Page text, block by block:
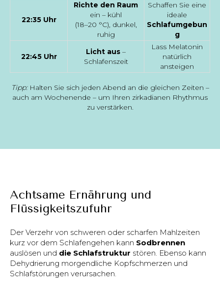
22:35 Uhr
Richte den Raum
ein – kühl
(18–20 °C), dunkel,
ruhig
Schaffen Sie eine
ideale
Schlafumgebun
g
22:45 Uhr
Licht aus –
Schlafenszeit
Lass Melatonin
natürlich
ansteigen
Tipp:Halten Sie sich jeden Abend an die gleichen Zeiten –
auch am Wochenende – um Ihren zirkadianen Rhythmus
zu verstärken.
Achtsame Ernährung und
Flüssigkeitszufuhr
Der Verzehr von schweren oder scharfen Mahlzeiten
kurz vor dem Schlafengehen kann Sodbrennen
auslösen und die Schlafstruktur stören. Ebenso kann
Dehydrierung morgendliche Kopfschmerzen und
Schlafstörungen verursachen.